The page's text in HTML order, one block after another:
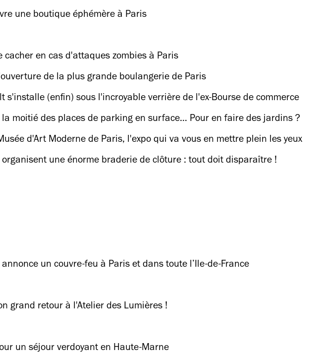
une boutique éphémère à Paris
cacher en cas d'attaques zombies à Paris
de la plus grande boulangerie de Paris
s'installe (enfin) sous l'incroyable verrière de l'ex-Bourse de commerce
moitié des places de parking en surface… Pour en faire des jardins ?
d'Art Moderne de Paris, l'expo qui va vous en mettre plein les yeux
organisent une énorme braderie de clôture : tout doit disparaître !
un couvre-feu à Paris et dans toute l’Ile-de-France
grand retour à l'Atelier des Lumières !
un séjour verdoyant en Haute-Marne